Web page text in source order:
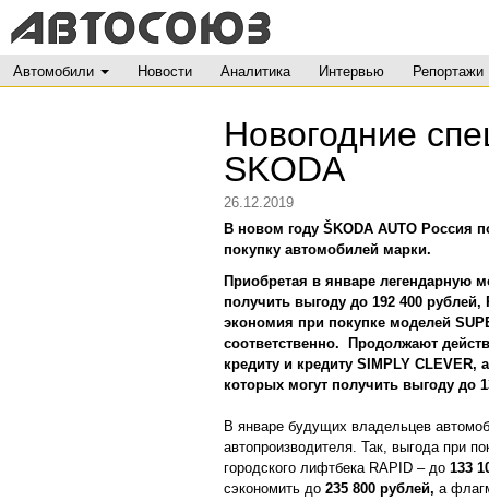
Автомобили Новости Аналитика Интервью Репортажи
Новогодние
SKODA
26.12.2019
В новом году ŠKODA AUTO Россия
покупку автомобилей марки.
Приобретая в январе легендарную
получить выгоду до 192 400 рублей,
экономия при покупке моделей
соответственно. Продолжают
кредиту и кредиту SIMPLY
которых могут получить выгоду до
В январе будущих владельцев
автопроизводителя. Так, выгода при
городского лифтбека RAPID – до 133
сэкономить до 235 800 рублей, а